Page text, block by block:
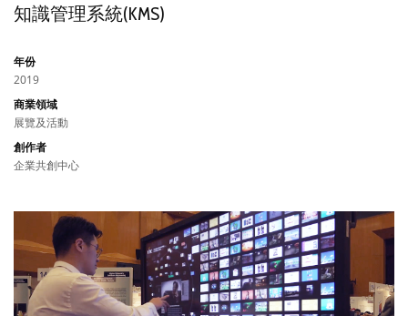
知識管理系統(KMS)
年份
2019
商業領域
展覽及活動
創作者
企業共創中心